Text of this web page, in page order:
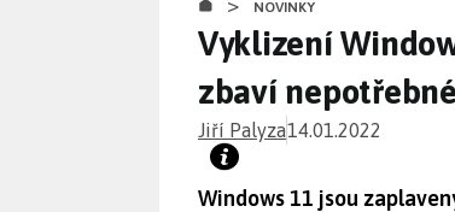
NOVINKY
Vyklizení
zbaví
Jiří Palyza14.01.2022
Windows 11 jsou